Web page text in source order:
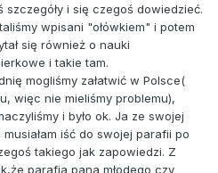
i się czegoś dowiedzieć.
wpisani "ołówkiem" i potem
się również o nauki
i takie tam.
mogliśmy załatwić w Polsce(
więc nie mieliśmy problemu),
i było ok. Ja ze swojej
iść do swojej parafii po
takiego jak zapowiedzi. Z
parafia pana młodego czy